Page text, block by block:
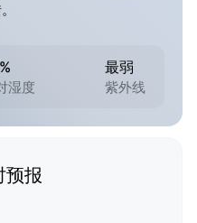
湿度
最弱
紫外线
预报